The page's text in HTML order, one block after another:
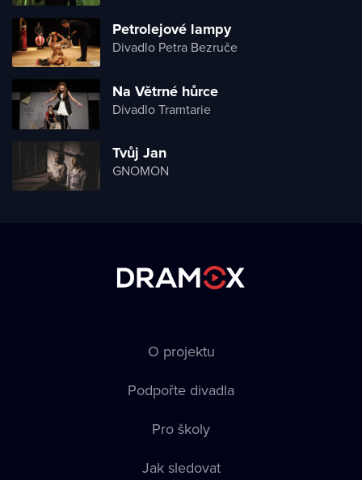
Petrolejové lampy
Divadlo Petra Bezruče
Na Větrné hůrce
Divadlo Tramtarie
Tvůj Jan
GNOMON
O projektu
Podpořte divadla
Pro školy
Jak sledovat